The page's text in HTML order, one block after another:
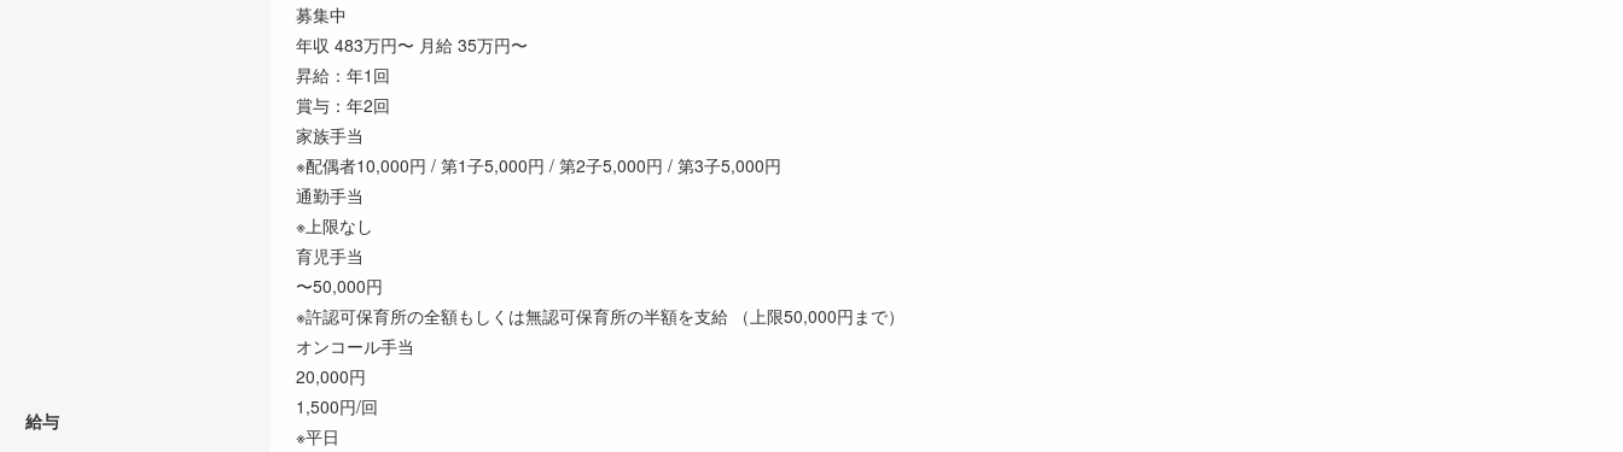
給与
募集中
年収 483万円〜 月給 35万円〜
昇給：年1回
賞与：年2回
家族手当
※配偶者10,000円 / 第1子5,000円 / 第2子5,000円 / 第3子5,000円
通勤手当
※上限なし
育児手当
〜50,000円
※許認可保育所の全額もしくは無認可保育所の半額を支給 （上限50,000円まで）
オンコール手当
20,000円
1,500円/回
※平日